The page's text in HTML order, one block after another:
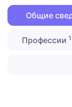
Общие
Профессии 1